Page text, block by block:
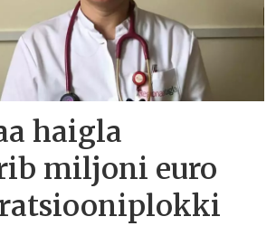
haigla
miljoni euro